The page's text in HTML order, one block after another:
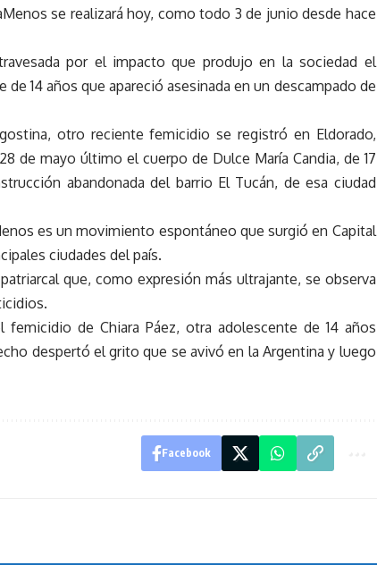
se realizará hoy, como todo 3 de junio desde hace
por el impacto que produjo en la sociedad el
14 años que apareció asesinada en un descampado de
otro reciente femicidio se registró en Eldorado,
de mayo último el cuerpo de Dulce María Candia, de 17
abandonada del barrio El Tucán, de esa ciudad
es un movimiento espontáneo que surgió en Capital
ciudades del país.
que, como expresión más ultrajante, se observa
de Chiara Páez, otra adolescente de 14 años
despertó el grito que se avivó en la Argentina y luego
Facebook